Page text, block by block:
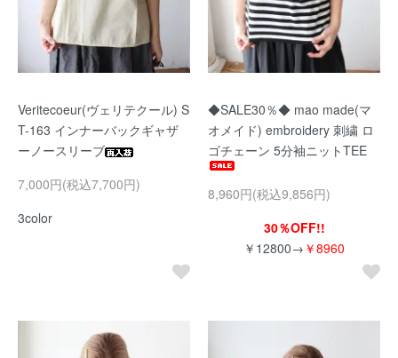
Veritecoeur(ヴェリテクール) S
T-163 インナーバックギャザ
ーノースリーブ
7,000円(税込7,700円)
3color
◆SALE30％◆ mao made(マ
オメイド) embroidery 刺繍 ロ
ゴチェーン 5分袖ニットTEE
8,960円(税込9,856円)
30％OFF!!
￥12800→ ￥8960